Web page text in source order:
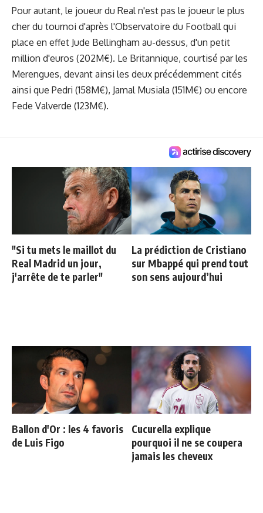
Pour autant, le joueur du Real n'est pas le joueur le plus
cher du tournoi d'après l'Observatoire du Football qui
place en effet Jude Bellingham au-dessus, d'un petit
million d'euros (202M€). Le Britannique, courtisé par les
Merengues, devant ainsi les deux précédemment cités
ainsi que Pedri (158M€), Jamal Musiala (151M€) ou encore
Fede Valverde (123M€).
"Si tu mets le maillot du
Real Madrid un jour,
j'arrête de te parler"
La prédiction de Cristiano
sur Mbappé qui prend tout
son sens aujourd’hui
Ballon d'Or : les 4 favoris
de Luis Figo
Cucurella explique
pourquoi il ne se coupera
jamais les cheveux